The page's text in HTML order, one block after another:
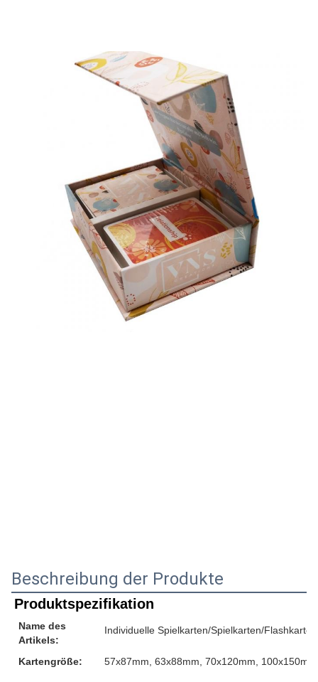
Beschreibung der Produkte
Produktspezifikation
Name des
Artikels:
Individuelle Spielkarten/Spielkarten/
Kartengröße: 57x87mm, 63x88mm, 70x120mm,